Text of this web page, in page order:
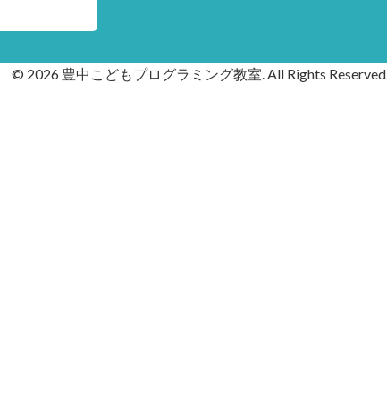
© 2026 豊中こどもプログラミング教室. All Rights Reserved.